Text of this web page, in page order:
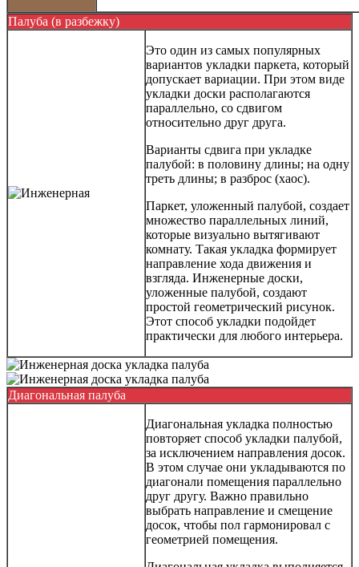
Палуба (в разбежку)
Это один из самых популярных
вариантов укладки паркета, который
допускает вариации. При этом виде
укладки доски располагаются
параллельно, со сдвигом
относительно друг друга.
Варианты сдвига при укладке
палубой: в половину длины; на одну
треть длины; в разброс (хаос).
Паркет, уложенный палубой, создает
множество параллельных линий,
которые визуально вытягивают
комнату. Такая укладка формирует
направление хода движения и
взгляда. Инженерные доски,
уложенные палубой, создают
простой геометрический рисунок.
Этот способ укладки подойдет
практически для любого интерьера.
Диагональная палуба
Диагональная укладка полностью
повторяет способ укладки палубой,
за исключением направления досок.
В этом случае они укладываются по
диагонали помещения параллельно
друг другу. Важно правильно
выбрать направление и смещение
досок, чтобы пол гармонировал с
геометрией помещения.